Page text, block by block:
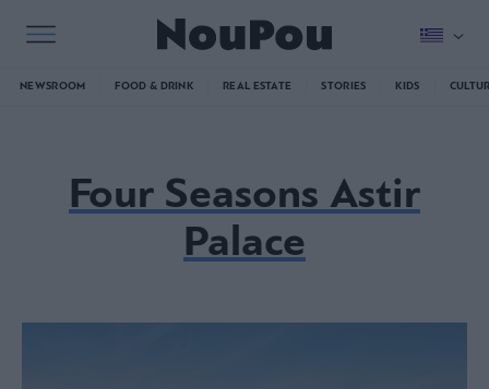
NEWSROOM FOOD & DRINK REAL ESTATE STORIES KIDS
Four Seasons Astir
Palace